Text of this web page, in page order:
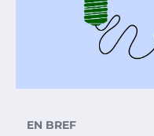
EN BREF